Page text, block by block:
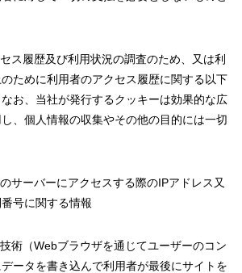
ス履歴及び利用状況の調査のため、又は利
ために利用者のアクセス履歴に関する以下
お、当社が発行するクッキーは効果的な広
、個人情報の収集やその他の目的には一切
サーバーにアクセスする際のIPアドレス又
号に関する情報
術（Webブラウザを通じてユーザーのコン
ータを書き込んで利用者が最後にサイトを